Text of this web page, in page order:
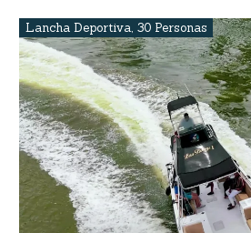
Lancha Deportiva, 30 Personas